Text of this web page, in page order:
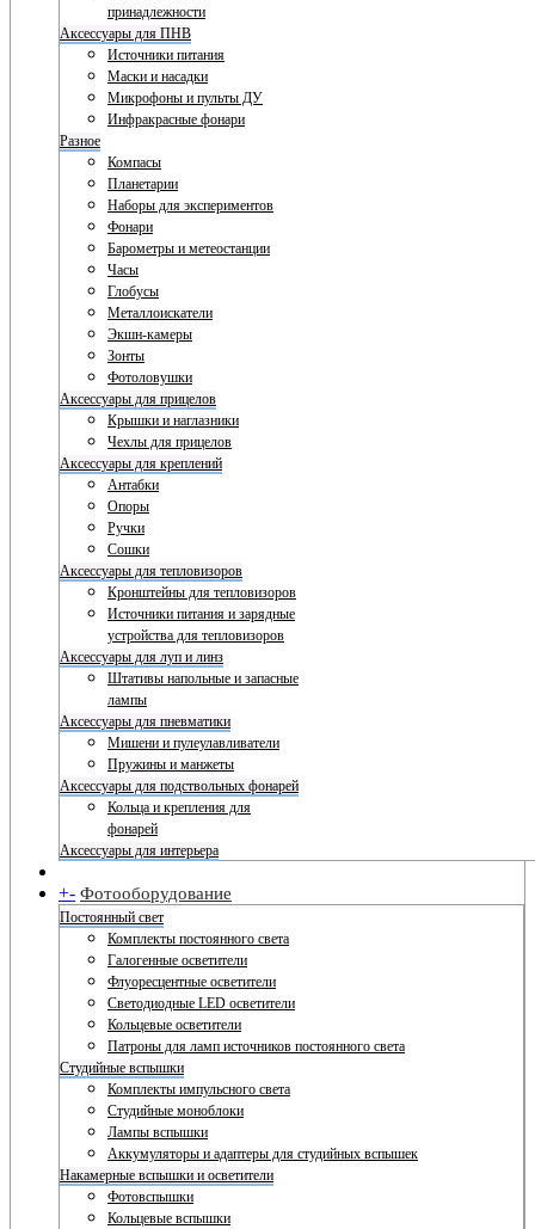
принадлежности
Аксессуары для ПНВ
Источники питания
Маски и насадки
Микрофоны и пульты ДУ
Инфракрасные фонари
Разное
Компасы
Планетарии
Наборы для экспериментов
Фонари
Барометры и метеостанции
Часы
Глобусы
Металлоискатели
Экшн-камеры
Зонты
Фотоловушки
Аксессуары для прицелов
Крышки и наглазники
Чехлы для прицелов
Аксессуары для креплений
Антабки
Опоры
Ручки
Сошки
Аксессуары для тепловизоров
Кронштейны для тепловизоров
Источники питания и зарядные
устройства для тепловизоров
Аксессуары для луп и линз
Штативы напольные и запасные
лампы
Аксессуары для пневматики
Мишени и пулеулавливатели
Пружины и манжеты
Аксессуары для подствольных фонарей
Кольца и крепления для
фонарей
Аксессуары для интерьера
+- Фотооборудование
Постоянный свет
Комплекты постоянного света
Галогенные осветители
Флуоресцентные осветители
Светодиодные LED осветители
Кольцевые осветители
Патроны для ламп источников постоянного света
Студийные вспышки
Комплекты импульсного света
Студийные моноблоки
Лампы вспышки
Аккумуляторы и адаптеры для студийных вспышек
Накамерные вспышки и осветители
Фотовспышки
Кольцевые вспышки